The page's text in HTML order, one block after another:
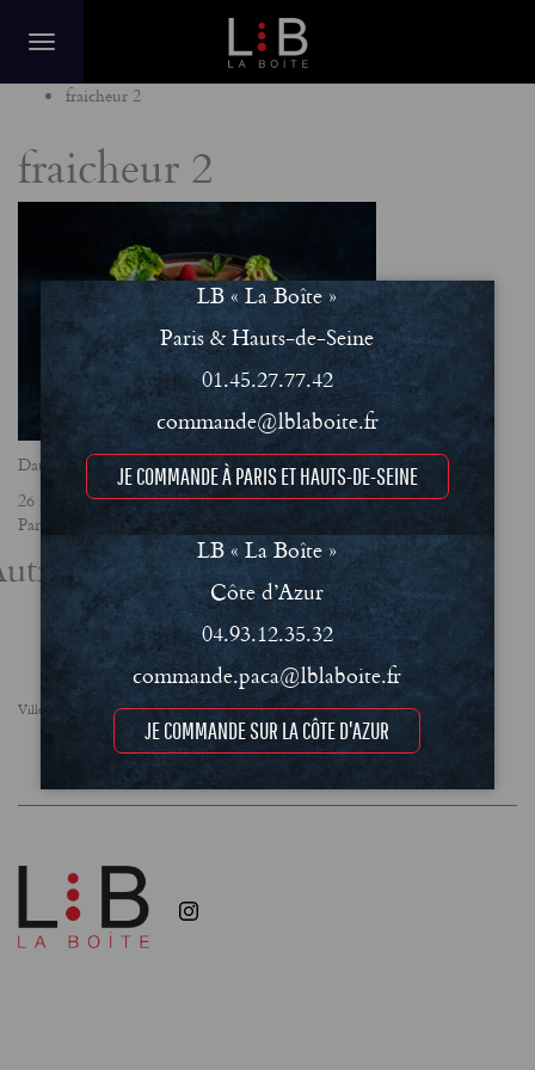
fraicheur 2
fraicheur 2
Date
26 mars 2025
Partager
actualités
Villes FAQ Le concept
Notre engagement RSE
Conditions Générales de Vente (CGV)
Mentions légales et Politique de confidentialité
LB « La Boîte »
Paris & Hauts-de-Seine
01.45.27.77.42
commande@lblaboite.fr
JE COMMANDE À PARIS ET HAUTS-DE-SEINE
LB « La Boîte »
Côte d’Azur
04.93.12.35.32
commande.paca@lblaboite.fr
JE COMMANDE SUR LA CÔTE D'AZUR